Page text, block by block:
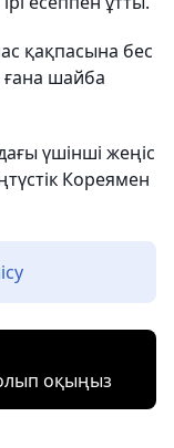
қақпасына бес
ғана шайба
үшінші жеңіс
Кореямен
оқыңыз